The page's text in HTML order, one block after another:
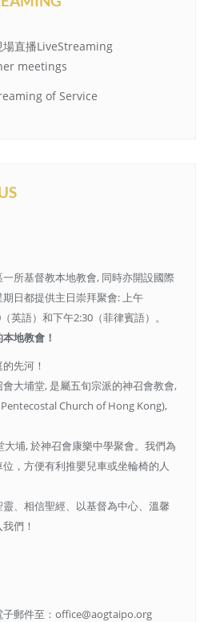
of Service
所基督教本地教會, 同時亦開設國際
日都提供主日崇拜聚會: 上午
英語）和下午2:30（菲律賓語）。
地教會！
先河！
大埔堂, 是屬五旬宗派的神召會教會,
Church of Hong Kong),
埔, 於神召會康樂中學聚會。我們為
，方便有利推嬰兒車或坐輪椅的人
、相信聖經、以基督為中心、溫馨
們！
郵件至：office@aogtaipo.org